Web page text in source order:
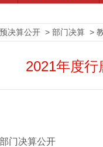
决算公开 > 部门决算 >
2021年度
门决算公开